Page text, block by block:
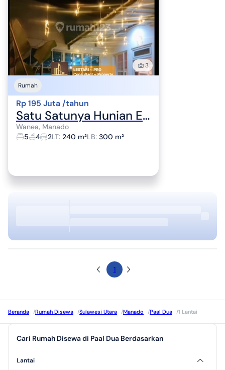
3
Rumah
Rp 195 Juta /tahun
Satu Satunya Hunian Ekslusif Citraland Manado Full Furnised, Perabot Baru Semua Informa di Cluster Utama Diamond Hill Harga Murah, Ready Siap Masuk, Hanya Bawa Koper
Wanea, Manado
5
4 2LT: 240 m²LB: 300 m²
1
Beranda /Rumah Disewa /Sulawesi Utara /Manado /Paal Dua /1 Lantai
Cari Rumah Disewa di Paal Dua Berdasarkan
Lantai